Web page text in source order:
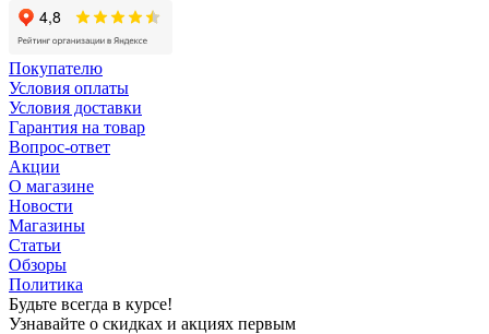
Покупателю
Условия оплаты
Условия доставки
Гарантия на товар
Вопрос-ответ
Акции
О магазине
Новости
Магазины
Статьи
Обзоры
Политика
Будьте всегда в курсе!
Узнавайте о скидках и акциях первым